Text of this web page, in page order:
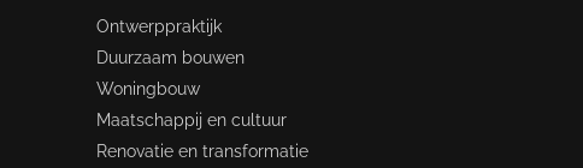
Ontwerppraktijk
Duurzaam bouwen
Woningbouw
Maatschappij en cultuur
Renovatie en transformatie